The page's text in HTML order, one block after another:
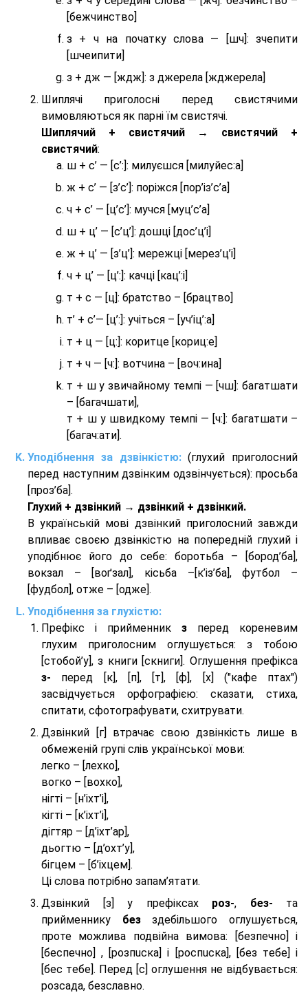
[бежчинство]
з + ч на початку слова — [шч]: зчепити
[шчеипити]
з + дж — [ждж]: з джерела [жджерела]
Шиплячі приголосні перед свистячими
вимовляються як парні їм свистячі.
Шиплячий + свистячий → свистячий +
свистячий:
ш + с’ — [с’:]: милуєшся [милуйес:а]
ж + с’ — [з’с’]: поріжся [пор’із’с’а]
ч + с’ — [ц’с’]: мучся [муц’с’а]
ш + ц’ — [с’ц’]: дошці [дос’ц’і]
ж + ц’ — [з’ц’]: мережці [мерез’ц’і]
ч + ц’ — [ц’:]: качці [кац’:і]
т + с — [ц]: братство – [брaцтво]
т’ + с’— [ц’:]: учіться – [уч’іц’:a]
т + ц — [ц:]: коритце [кориц:е]
т + ч — [ч:]: вотчина – [вoч:ина]
т + ш у звичайному темпі — [чш]: багатшати
– [багачшати],
т + ш у швидкому темпі — [ч:]: багатшати –
[багач:ати].
Уподібнення за дзвінкістю:(глухий приголосний
перед наступним дзвінким одзвінчується): просьба
[проз’ба].
Глухий + дзвінкий → дзвінкий + дзвінкий.
В українській мові дзвінкий приголосний завжди
впливає своєю дзвінкістю на попередній глухий і
уподібнює його до себе: боротьба – [бород’ба],
вокзал – [воґзал], кісьба –[к’із’ба], футбол –
[фудбол], отже – [одже].
Уподібнення за глухістю:
Префікс і прийменник з перед кореневим
глухим приголосним оглушується: з тобою
[стобой’у], з книги [скниги]. Оглушення префікса
з- перед [к], [п], [т], [ф], [х] ("кафе птах")
засвідчується орфографією: сказати, стиха,
спитати, сфотографувати, схитрувати.
Дзвінкий [г] втрачає свою дзвінкість лише в
обмеженій групі слів української мови:
легко – [лехко],
вогко – [вохко],
нігті – [н’іхт’і],
кігті – [к’іхт’і],
дігтяр – [д’іхт’ар],
дьогтю – [д’охт’у],
бігцем – [б’іхцем].
Ці слова потрібно запам’ятати.
Дзвінкий [з] у префіксах роз-, без- та
прийменнику безздебільшого оглушується,
проте можлива подвійна вимова: [безпeчно] і
[беспeчно] , [розпuска] і [роспuска], [без тeбе] і
[бес тeбе]. Перед [с] оглушення не відбувається:
розсада, безславно.